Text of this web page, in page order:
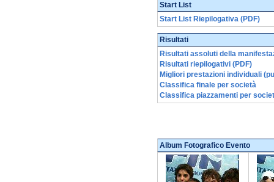
Start List
Start List Riepilogativa (PDF)
Risultati
Risultati assoluti della
Risultati riepilogativi (PDF)
Migliori prestazioni individuali
Classifica finale per società
Classifica piazzamenti per
Album Fotografico Evento